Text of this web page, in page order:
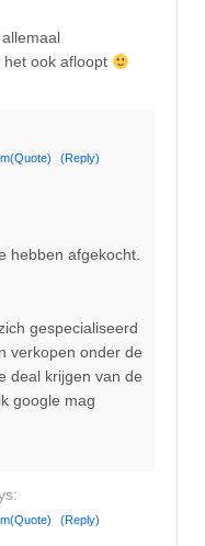
het ook afloopt
(Quote) (Reply)
hebben afgekocht.
gespecialiseerd
verkopen onder de
deal krijgen van de
google mag
(Quote) (Reply)